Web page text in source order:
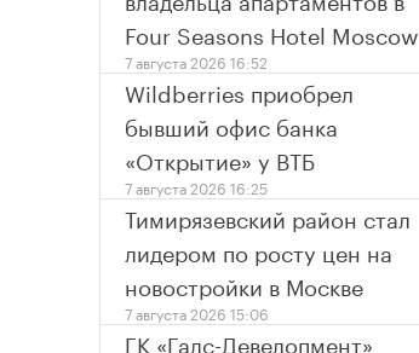
Four Seasons Hotel Moscow
7 августа 2026 16:52
Wildberries приобрел
бывший офис банка
«Открытие» у ВТБ
7 августа 2026 16:25
Тимирязевский район стал
лидером по росту цен на
новостройки в Москве
7 августа 2026 15:06
ГК «Галс-Девелопмент»